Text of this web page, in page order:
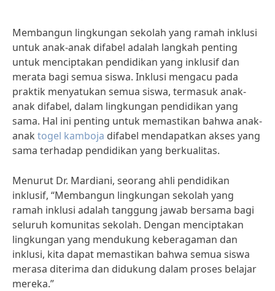
Membangun lingkungan sekolah yang ramah inklusi
untuk anak-anak difabel adalah langkah penting
untuk menciptakan pendidikan yang inklusif dan
merata bagi semua siswa. Inklusi mengacu pada
praktik menyatukan semua siswa, termasuk anak-
anak difabel, dalam lingkungan pendidikan yang
sama. Hal ini penting untuk memastikan bahwa anak-
anak togel kamboja difabel mendapatkan akses yang
sama terhadap pendidikan yang berkualitas.
Menurut Dr. Mardiani, seorang ahli pendidikan
inklusif, “Membangun lingkungan sekolah yang
ramah inklusi adalah tanggung jawab bersama bagi
seluruh komunitas sekolah. Dengan menciptakan
lingkungan yang mendukung keberagaman dan
inklusi, kita dapat memastikan bahwa semua siswa
merasa diterima dan didukung dalam proses belajar
mereka.”